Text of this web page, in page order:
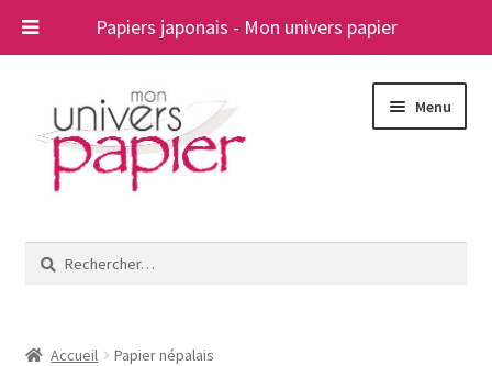
Papiers japonais - Mon univers papier
navigation
contenu
Menu
le
A propos
Rechercher :
Accueil Papier népalais